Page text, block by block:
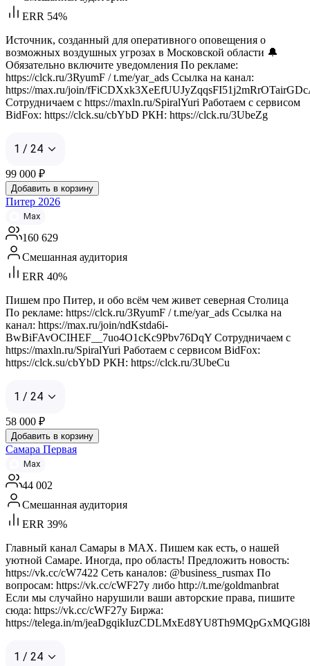
ERR 54%
Источник, созданный для оперативного оповещения о
возможных воздушных угрозах в Московской области 🔔
Обязательно включите уведомления По рекламе:
https://clck.ru/3RyumF / t.me/yar_ads Ссылка на канал:
https://max.ru/join/
Сотрудничаем с https://maxln.ru/SpiralYuri Работаем с сервисом
BidFox: https://clck.su/cbYbD РКН: https://clck.ru/3UbeZg
1 / 24
99 000 ₽
Добавить в корзину
Питер 2026
Max
160 629
Смешанная аудитория
ERR 40%
Пишем про Питер, и обо всём чем живет северная Столица
По рекламе: https://clck.ru/3RyumF / t.me/yar_ads Ссылка на
канал: https://max.ru/join/ndKstda6i-
BwBiFAvOCIHEF__7uo4O1cKc9Pbv76DqY Сотрудничаем с
https://maxln.ru/SpiralYuri Работаем с сервисом BidFox:
https://clck.su/cbYbD РКН: https://clck.ru/3UbeCu
1 / 24
58 000 ₽
Добавить в корзину
Самара Первая
Max
44 002
Смешанная аудитория
ERR 39%
Главный канал Самары в MAX. Пишем как есть, о нашей
уютной Самаре. Иногда, про область! Предложить новость:
https://vk.cc/cW7422 Сеть каналов: @business_rusmax По
вопросам: https://vk.cc/cWF27y либо http://t.me/goldmanbrat
Если мы случайно нарушили ваши авторские права, пишите
сюда: https://vk.cc/cWF27y Биржа:
https://telega.in/m/
1 / 24